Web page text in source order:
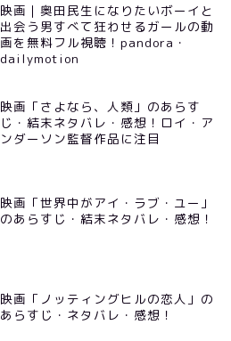
映画｜奥田民生になりたいボーイと
出会う男すべて狂わせるガールの動
画を無料フル視聴！pandora・
dailymotion
映画「さよなら、人類」のあらす
じ・結末ネタバレ・感想！ロイ・ア
ンダーソン監督作品に注目
映画「世界中がアイ・ラブ・ユー」
のあらすじ・結末ネタバレ・感想！
映画「ノッティングヒルの恋人」の
あらすじ・ネタバレ・感想！